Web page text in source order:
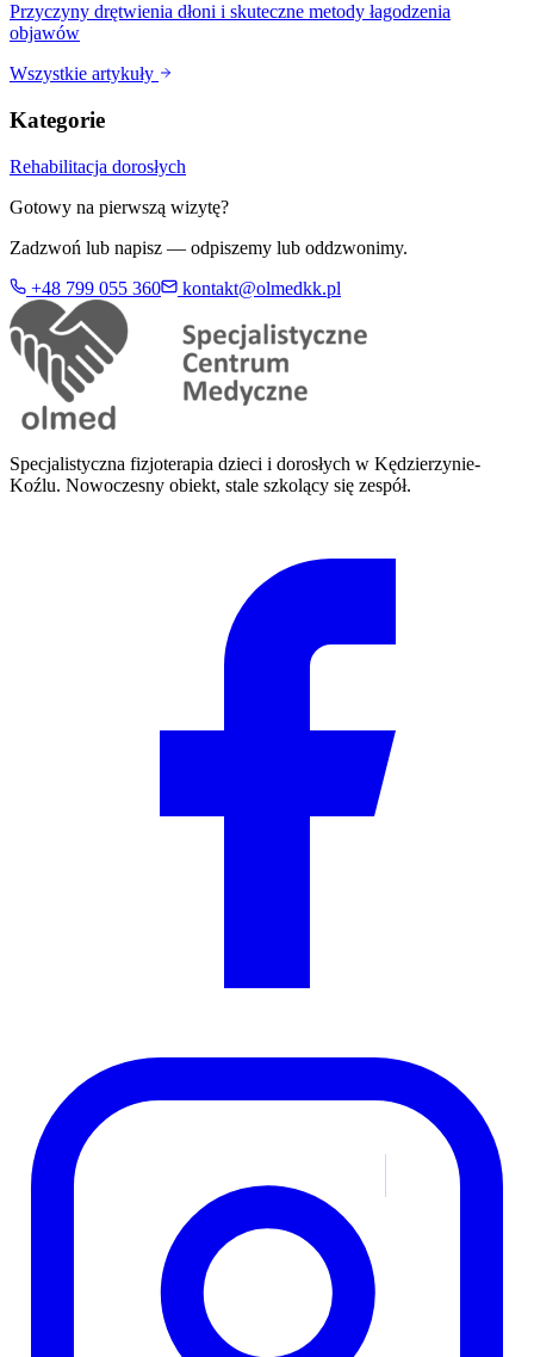
Przyczyny drętwienia dłoni i skuteczne metody łagodzenia
objawów
Wszystkie artykuły
Kategorie
Rehabilitacja dorosłych
Gotowy na pierwszą wizytę?
Zadzwoń lub napisz — odpiszemy lub oddzwonimy.
+48 799 055 360
kontakt@olmedkk.pl
Specjalistyczna fizjoterapia dzieci i dorosłych w Kędzierzynie-
Koźlu. Nowoczesny obiekt, stale szkolący się zespół.